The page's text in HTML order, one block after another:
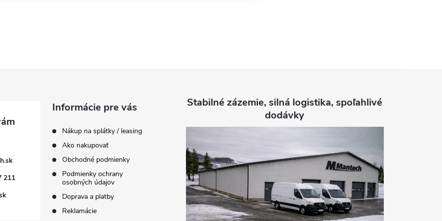
211
Informácie pre vás
Nákup na splátky / leasing
Ako nakupovať
Obchodné podmienky
Podmienky ochrany
osobných údajov
Doprava a platby
Reklamácie
Stabilné zázemie, silná logistika, spoľahlivé
dodávky